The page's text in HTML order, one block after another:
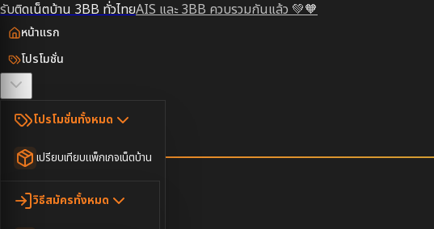
รับติดเน็ตบ้าน 3BB ทั่วไทยAIS และ 3BB ควบรวมกันแล้ว 💚🧡
หน้าแรก
โปรโมชั่น
โปรโมชั่นทั้งหมด
เปรียบเทียบแพ็กเกจเน็ตบ้าน
ตรวจสอบพื้นที่
วิธีสมัครทั้งหมด
อุปกรณ์